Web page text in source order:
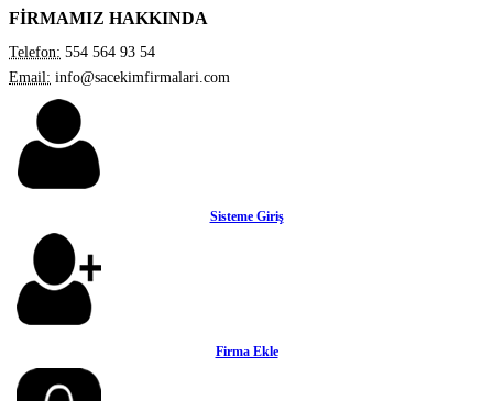
FİRMAMIZ HAKKINDA
Telefon: 554 564 93 54
Email: info@sacekimfirmalari.com
Sisteme Giriş
Firma Ekle